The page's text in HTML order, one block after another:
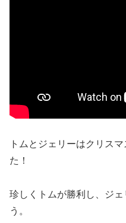
トムとジェリーはクリス
た！
珍しくトムが勝利し、ジ
う。